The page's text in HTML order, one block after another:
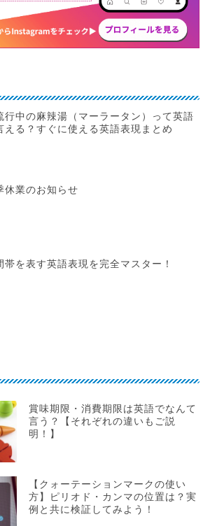
行中の麻辣湯（マーラータン）って英語
える？すぐに使える英語表現まとめ
休業のお知らせ
帯を表す英語表現を完全マスター！
賞味期限・消費期限は英語でなんて
言う？【それぞれの違いもご説
明！】
【クォーテーションマークの使い
方】ピリオド・カンマの位置は？実
例と共に検証してみよう！